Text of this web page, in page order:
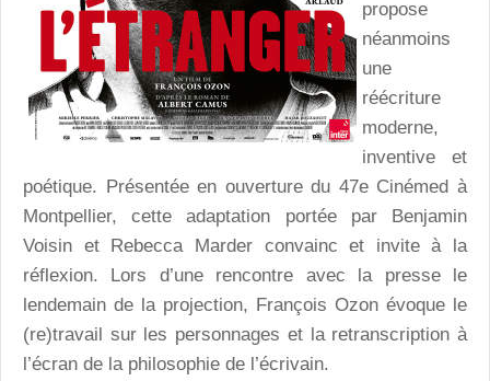
propose
néanmoins
une
réécriture
moderne,
inventive et
poétique. Présentée en ouverture du 47e Cinémed à
Montpellier, cette adaptation portée par Benjamin
Voisin et Rebecca Marder convainc et invite à la
réflexion. Lors d’une rencontre avec la presse le
lendemain de la projection, François Ozon évoque le
(re)travail sur les personnages et la retranscription à
l’écran de la philosophie de l’écrivain.